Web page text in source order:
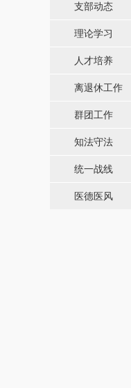
支部动态
理论学习
人才培养
离退休工作
群团工作
知法守法
统一战线
医德医风